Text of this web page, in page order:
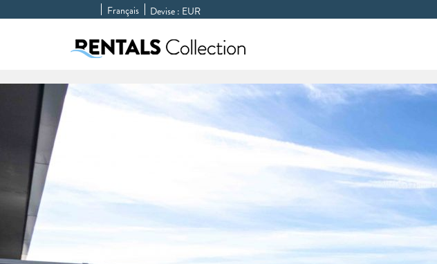
Français Devise : EUR